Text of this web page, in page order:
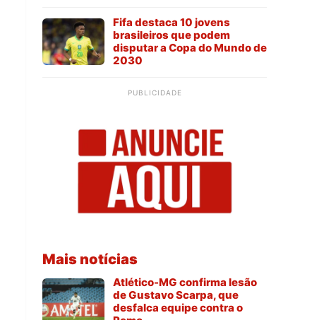
Fifa destaca 10 jovens
brasileiros que podem
disputar a Copa do Mundo de
2030
PUBLICIDADE
Mais notícias
Atlético-MG confirma lesão
de Gustavo Scarpa, que
desfalca equipe contra o